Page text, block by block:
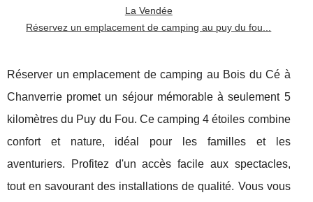
La Vendée
Réservez un emplacement de camping au puy du fou...
Réserver un emplacement de camping au Bois du Cé à
Chanverrie promet un séjour mémorable à seulement 5
kilomètres du Puy du Fou. Ce camping 4 étoiles combine
confort et nature, idéal pour les familles et les
aventuriers. Profitez d'un accès facile aux spectacles,
tout en savourant des installations de qualité. Vous vous